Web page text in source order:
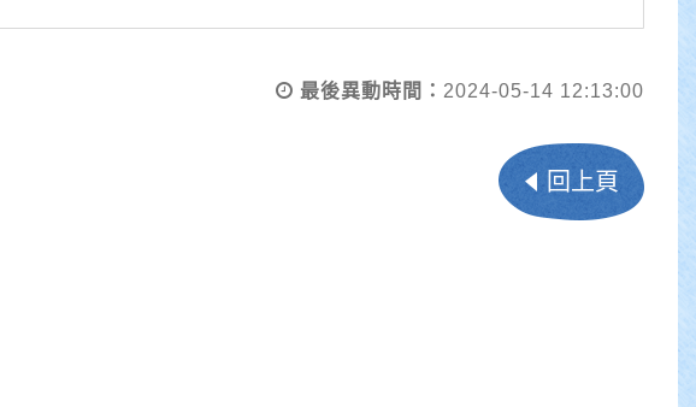
最後異動時間： 2024-05-14 12:13:00
回上頁